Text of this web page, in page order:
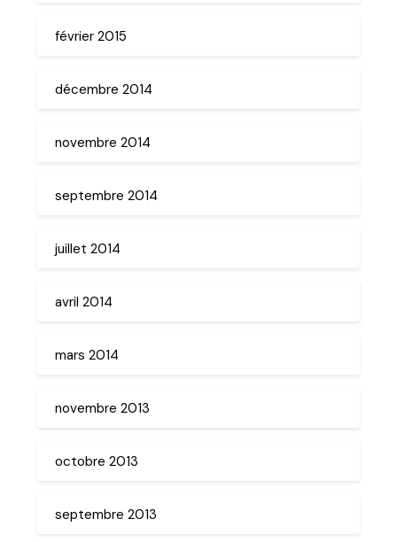
février 2015
décembre 2014
novembre 2014
septembre 2014
juillet 2014
avril 2014
mars 2014
novembre 2013
octobre 2013
septembre 2013